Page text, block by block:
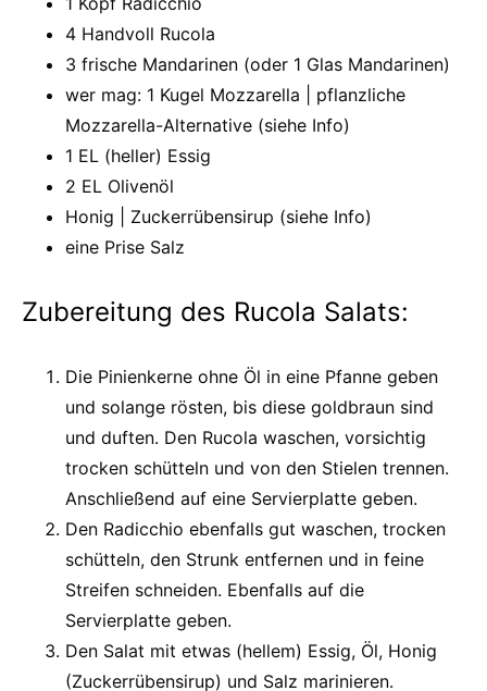
4 Handvoll Rucola
3 frische Mandarinen (oder 1 Glas Mandarinen)
wer mag: 1 Kugel Mozzarella | pflanzliche
Mozzarella-Alternative (siehe Info)
1 EL (heller) Essig
2 EL Olivenöl
Honig | Zuckerrübensirup (siehe Info)
eine Prise Salz
Zubereitung des Rucola Salats:
Die Pinienkerne ohne Öl in eine Pfanne geben
und solange rösten, bis diese goldbraun sind
und duften. Den Rucola waschen, vorsichtig
trocken schütteln und von den Stielen trennen.
Anschließend auf eine Servierplatte geben.
Den Radicchio ebenfalls gut waschen, trocken
schütteln, den Strunk entfernen und in feine
Streifen schneiden. Ebenfalls auf die
Servierplatte geben.
Den Salat mit etwas (hellem) Essig, Öl, Honig
(Zuckerrübensirup) und Salz marinieren.